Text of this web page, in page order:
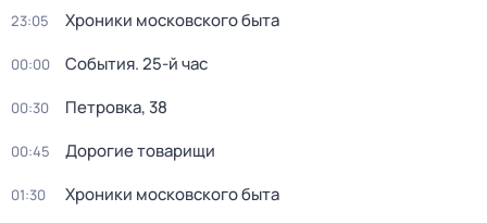
23:05 Хроники московского быта
00:00 События. 25-й час
00:30 Петровка, 38
00:45 Дорогие товарищи
01:30 Хроники московского быта